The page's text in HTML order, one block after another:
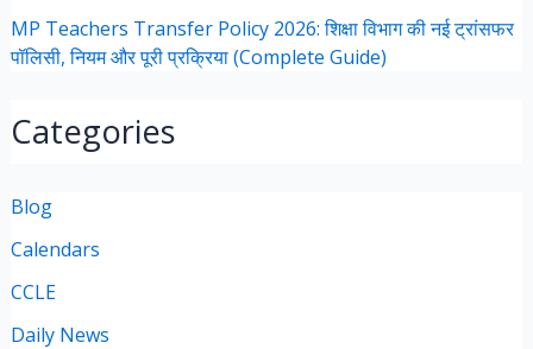
MP Teachers Transfer Policy 2026: शिक्षा विभाग की नई ट्रांसफर
पॉलिसी, नियम और पूरी प्रक्रिया (Complete Guide)
Categories
Blog
Calendars
CCLE
Daily News